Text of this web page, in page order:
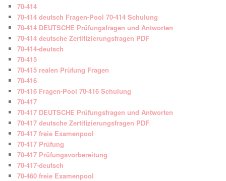
70-414
70-414 deutsch Fragen-Pool 70-414 Schulung
70-414 DEUTSCHE Prüfungsfragen und Antworten
70-414 deutsche Zertifizierungsfragen PDF
70-414-deutsch
70-415
70-415 realen Prüfung Fragen
70-416
70-416 Fragen-Pool 70-416 Schulung
70-417
70-417 DEUTSCHE Prüfungsfragen und Antworten
70-417 deutsche Zertifizierungsfragen PDF
70-417 freie Examenpool
70-417 Prüfung
70-417 Prüfungsvorbereitung
70-417-deutsch
70-460 freie Examenpool